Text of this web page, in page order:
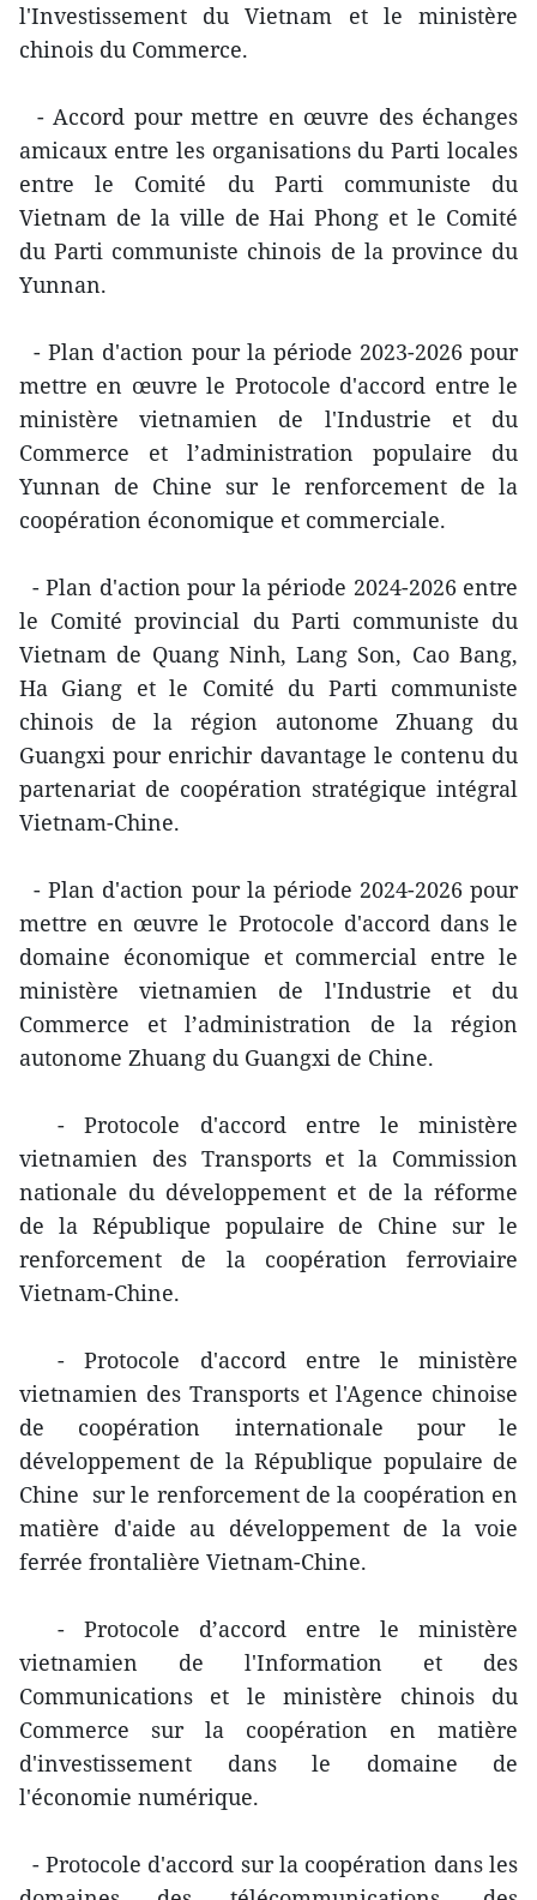
l'Investissement du Vietnam et le ministère
chinois du Commerce.
- Accord pour mettre en œuvre des échanges
amicaux entre les organisations du Parti locales
entre le Comité du Parti communiste du
Vietnam de la ville de Hai Phong et le Comité
du Parti communiste chinois de la province du
Yunnan.
- Plan d'action pour la période 2023-2026 pour
mettre en œuvre le Protocole d'accord entre le
ministère vietnamien de l'Industrie et du
Commerce et l’administration populaire du
Yunnan de Chine sur le renforcement de la
coopération économique et commerciale.
- Plan d'action pour la période 2024-2026 entre
le Comité provincial du Parti communiste du
Vietnam de Quang Ninh, Lang Son, Cao Bang,
Ha Giang et le Comité du Parti communiste
chinois de la région autonome Zhuang du
Guangxi pour enrichir davantage le contenu du
partenariat de coopération stratégique intégral
Vietnam-Chine.
- Plan d'action pour la période 2024-2026 pour
mettre en œuvre le Protocole d'accord dans le
domaine économique et commercial entre le
ministère vietnamien de l'Industrie et du
Commerce et l’administration de la région
autonome Zhuang du Guangxi de Chine.
- Protocole d'accord entre le ministère
vietnamien des Transports et la Commission
nationale du développement et de la réforme
de la République populaire de Chine sur le
renforcement de la coopération ferroviaire
Vietnam-Chine.
- Protocole d'accord entre le ministère
vietnamien des Transports et l'Agence chinoise
de coopération internationale pour le
développement de la République populaire de
Chine sur le renforcement de la coopération en
matière d'aide au développement de la voie
ferrée frontalière Vietnam-Chine.
- Protocole d’accord entre le ministère
vietnamien de l'Information et des
Communications et le ministère chinois du
Commerce sur la coopération en matière
d'investissement dans le domaine de
l'économie numérique.
- Protocole d'accord sur la coopération dans les